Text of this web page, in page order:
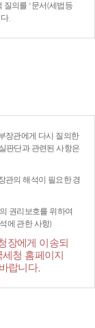
질의를 '문서(세법등
.
장관에게 다시 질의한
판단과 관련된 사항은
관의 해석이 필요한 경
권리보호를 위하여
에 관한 사항)
장에게 이송되
청 홈페이지
랍니다.